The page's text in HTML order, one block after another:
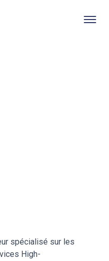
spécialisé sur les
High-